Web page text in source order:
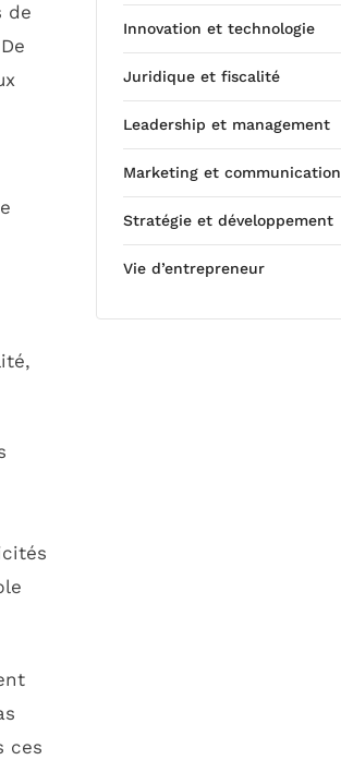
de
ces
Innovation et technologie
Juridique et fiscalité
Leadership et management
Marketing et communication
Stratégie et développement
Vie d’entrepreneur